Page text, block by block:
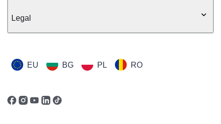
Legal
EU BG PL RO